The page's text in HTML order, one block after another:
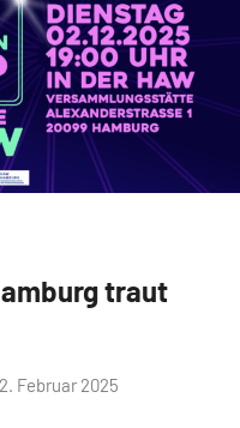
traut
2. Februar 2025